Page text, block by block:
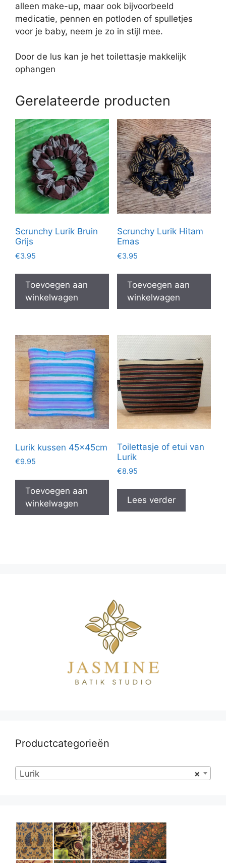
alleen make-up, maar ook bijvoorbeeld
medicatie, pennen en potloden of spulletjes
voor je baby, neem je zo in stijl mee.
Door de lus kan je het toilettasje makkelijk
ophangen
Gerelateerde producten
Scrunchy Lurik Bruin
Grijs
€3.95
Toevoegen aan
winkelwagen
Scrunchy Lurik Hitam
Emas
€3.95
Toevoegen aan
winkelwagen
Lurik kussen 45x45cm
€9.95
Toevoegen aan
winkelwagen
Toilettasje of etui van
Lurik
€8.95
Lees verder
Productcategorieën
×
Lurik